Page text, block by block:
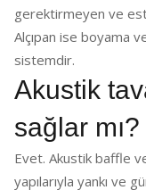
gerektirmeyen ve
Alçıpan ise boyama
sistemdir.
Akustik
sağlar mı?
Evet. Akustik baffle
yapılarıyla yankı ve